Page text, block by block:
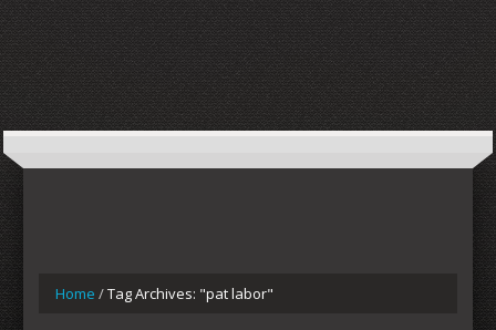
Home /Tag Archives: "pat labor"